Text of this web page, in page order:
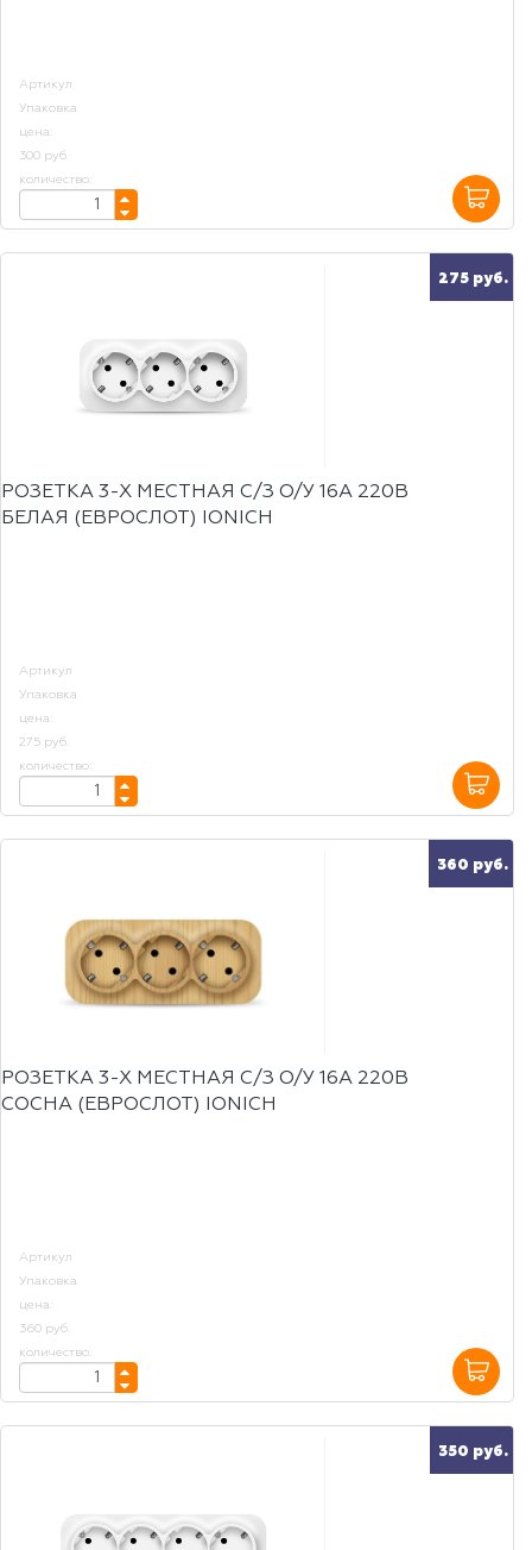
Артикул
Упаковка
цена:
300 руб.
количество:
275 руб.
РОЗЕТКА 3-Х МЕСТНАЯ С/З О/У 16А 220В
БЕЛАЯ (ЕВРОСЛОТ) IONICH
Артикул
Упаковка
цена:
275 руб.
количество:
360 руб.
РОЗЕТКА 3-Х МЕСТНАЯ С/З О/У 16А 220В
СОСНА (ЕВРОСЛОТ) IONICH
Артикул
Упаковка
цена:
360 руб.
количество:
350 руб.